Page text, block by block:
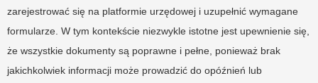
zarejestrować się na platformie urzędowej i uzupełnić wymagane
formularze. W tym kontekście niezwykle istotne jest upewnienie się,
że wszystkie dokumenty są poprawne i pełne, ponieważ brak
jakichkolwiek informacji może prowadzić do opóźnień lub